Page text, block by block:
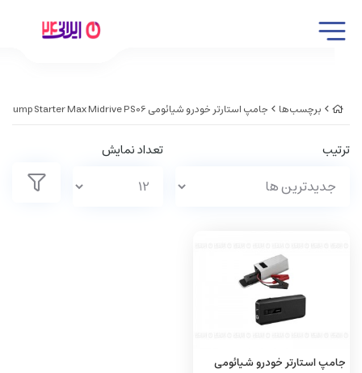
برچسب‌ها جامپ استارتر خودرو شیائومی Xiaomi 70Mai Jump Starter Max Midrive PS06
ترتیب تعداد نمایش
جامپ استارتر خودرو شیائومی